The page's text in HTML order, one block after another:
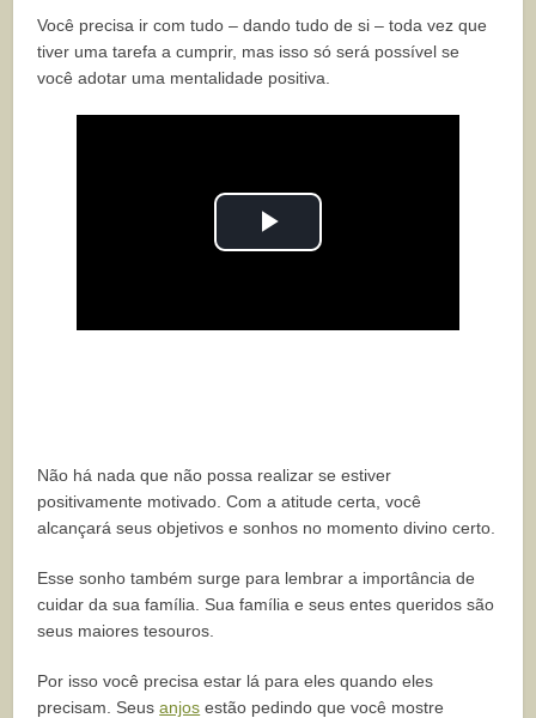
Você precisa ir com tudo – dando tudo de si – toda vez que
tiver uma tarefa a cumprir, mas isso só será possível se
você adotar uma mentalidade positiva.
Play
Não há nada que não possa realizar se estiver
positivamente motivado. Com a atitude certa, você
alcançará seus objetivos e sonhos no momento divino certo.
Esse sonho também surge para lembrar a importância de
cuidar da sua família. Sua família e seus entes queridos são
seus maiores tesouros.
Por isso você precisa estar lá para eles quando eles
precisam. Seusanjos estão pedindo que você mostre